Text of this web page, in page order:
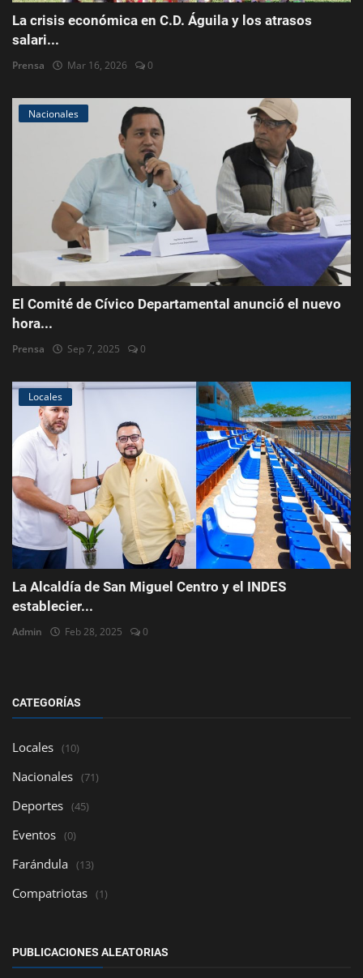
La crisis económica en C.D. Águila y los atrasos
salari...
Prensa Mar 16, 2026 0
Nacionales
El Comité de Cívico Departamental anunció el nuevo
hora...
Prensa Sep 7, 2025 0
Locales
La Alcaldía de San Miguel Centro y el INDES
establecier...
Admin Feb 28, 2025 0
CATEGORÍAS
Locales (10)
Nacionales (71)
Deportes (45)
Eventos (0)
Farándula (13)
Compatriotas (1)
PUBLICACIONES ALEATORIAS